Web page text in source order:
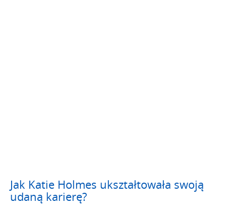
Jak Katie Holmes ukształtowała swoją
udaną karierę?